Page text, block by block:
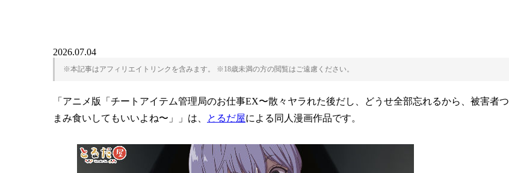
2026.07.04
※本記事はアフィリエイトリンクを含みます。 ※18歳未満の方の閲覧はご遠慮ください。
「アニメ版「チートアイテム管理局のお仕事EX〜散々ヤラれた後だし、どうせ全部忘れるから、被害者つ
まみ食いしてもいいよね〜」」は、
とるだ屋による同人漫画作品です。